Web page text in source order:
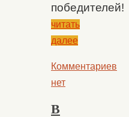
победителей!
читать
далее
Комментариев
нет
В